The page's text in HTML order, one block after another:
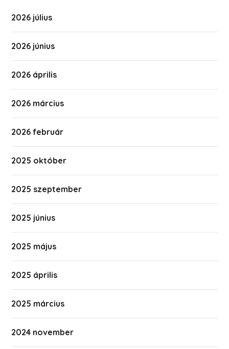
2026 július
2026 június
2026 április
2026 március
2026 február
2025 október
2025 szeptember
2025 június
2025 május
2025 április
2025 március
2024 november